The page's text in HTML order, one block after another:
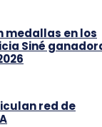
medallas en los
Siné
red de